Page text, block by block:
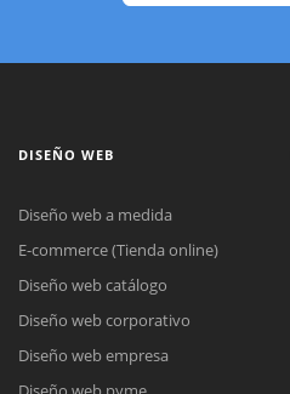
DISEÑO WEB
Diseño web a medida
E-commerce (Tienda online)
Diseño web catálogo
Diseño web corporativo
Diseño web empresa